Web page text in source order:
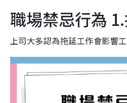
職場禁忌行為
上司大多認為拖延工作會影響